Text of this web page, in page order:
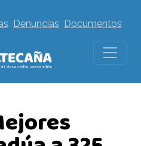
Denuncias Documentos